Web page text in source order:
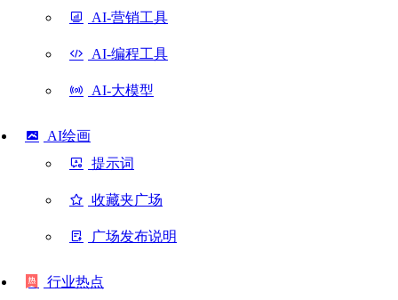
AI-营销工具
AI-编程工具
AI-大模型
AI绘画
提示词
收藏夹广场
广场发布说明
行业热点